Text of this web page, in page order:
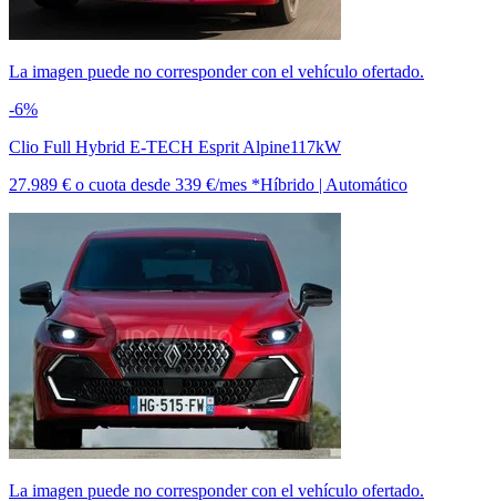
La imagen puede no corresponder con el vehículo ofertado.
-6%
Clio Full Hybrid E-TECH Esprit Alpine117kW
27.989 € o cuota desde 339 €/mes *Híbrido | Automático
La imagen puede no corresponder con el vehículo ofertado.